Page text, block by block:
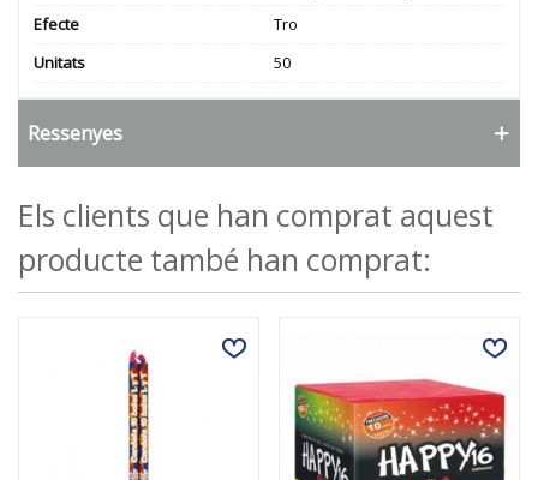
Efecte
Tro
Unitats
50
Ressenyes
Els clients que han comprat aquest
producte també han comprat: